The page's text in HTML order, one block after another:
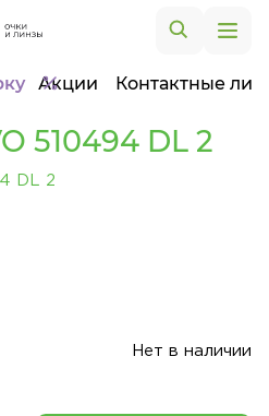
Акции Контактные
510494 DL 2
Нет в наличии